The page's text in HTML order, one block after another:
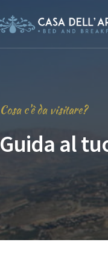
Cosa c'è da visitare?
Guida al